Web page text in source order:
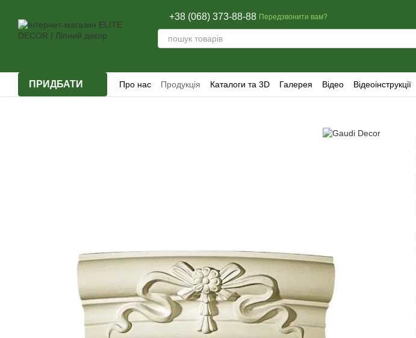
+38 (068) 373-88-88 Передзвонити вам?
ПРИДБАТИ Про нас Продукція Каталоги та 3D Галерея Відео Відеоінструкції
Відгуки